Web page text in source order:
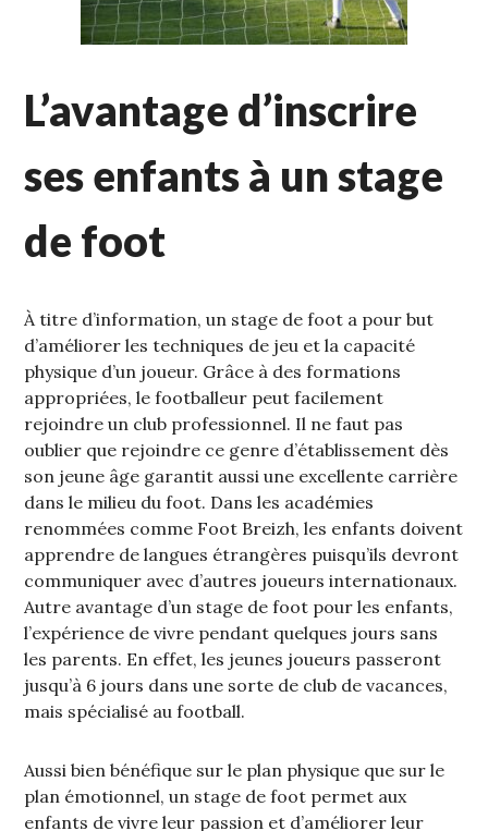
L’avantage d’inscrire
ses enfants à un stage
de foot
À titre d’information, un stage de foot a pour but
d’améliorer les techniques de jeu et la capacité
physique d’un joueur. Grâce à des formations
appropriées, le footballeur peut facilement
rejoindre un club professionnel. Il ne faut pas
oublier que rejoindre ce genre d’établissement dès
son jeune âge garantit aussi une excellente carrière
dans le milieu du foot. Dans les académies
renommées comme Foot Breizh, les enfants doivent
apprendre de langues étrangères puisqu’ils devront
communiquer avec d’autres joueurs internationaux.
Autre avantage d’un stage de foot pour les enfants,
l’expérience de vivre pendant quelques jours sans
les parents. En effet, les jeunes joueurs passeront
jusqu’à 6 jours dans une sorte de club de vacances,
mais spécialisé au football.
Aussi bien bénéfique sur le plan physique que sur le
plan émotionnel, un stage de foot permet aux
enfants de vivre leur passion et d’améliorer leur